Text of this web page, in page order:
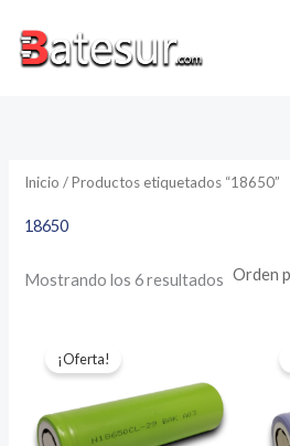
contenido
Inicio / Productos etiquetados “18650”
18650
Mostrando los 6 resultados
¡Oferta!